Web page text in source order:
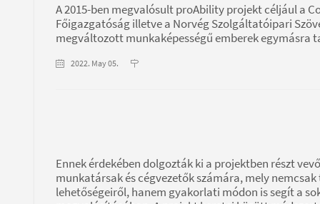
A 2015-ben megvalósult proAbility projekt céljául a
Főigazgatóság illetve a Norvég Szolgáltatóipari
megváltozott munkaképességű emberek egymásra
2022. May 05.
Ennek érdekében dolgozták ki a projektben részt
munkatársak és cégvezetők számára, mely
lehetőségeiről, hanem gyakorlati módon is segít a